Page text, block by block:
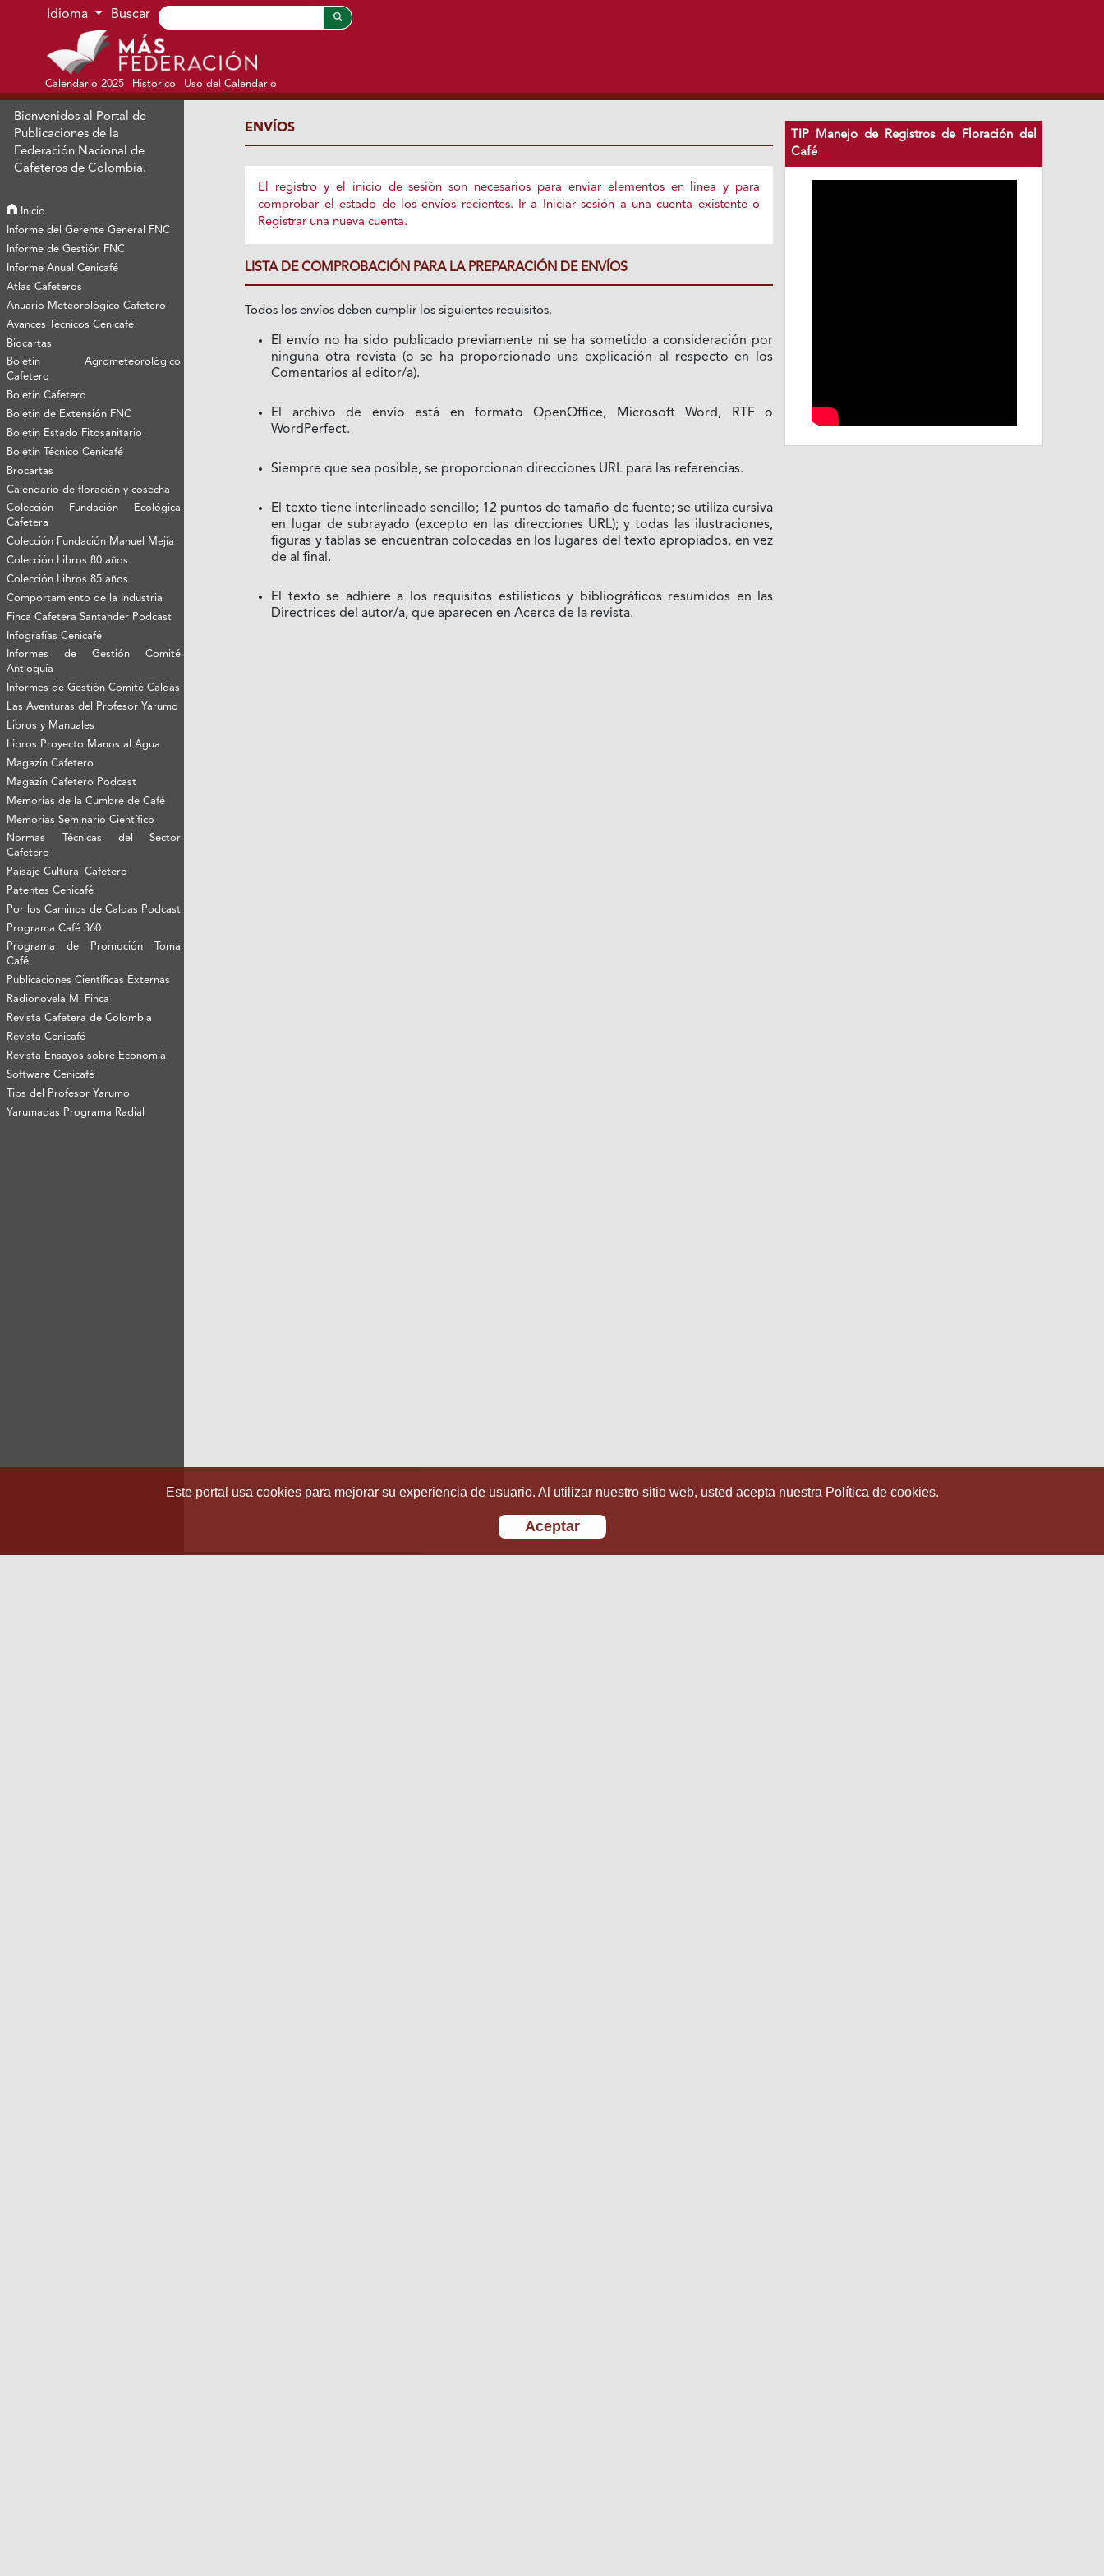
Ir al menú de navegación principal
Ir al contenido principal
Ir al pie de página del sitio
Idioma Buscar
Calendario 2025 Historico Uso del Calendario
Bienvenidos al Portal de
Publicaciones de la
Federación Nacional de
Cafeteros de Colombia.
Inicio
Informe del Gerente General FNC
Informe de Gestión FNC
Informe Anual Cenicafé
Atlas Cafeteros
Anuario Meteorológico Cafetero
Avances Técnicos Cenicafé
Biocartas
Boletín Agrometeorológico
Cafetero
Boletín Cafetero
Boletín de Extensión FNC
Boletín Estado Fitosanitario
Boletín Técnico Cenicafé
Brocartas
Calendario de floración y cosecha
Colección Fundación Ecológica
Cafetera
Colección Fundación Manuel Mejía
Colección Libros 80 años
Colección Libros 85 años
Comportamiento de la Industria
Finca Cafetera Santander Podcast
Infografías Cenicafé
Informes de Gestión Comité
Antioquía
Informes de Gestión Comité Caldas
Las Aventuras del Profesor Yarumo
Libros y Manuales
Libros Proyecto Manos al Agua
Magazín Cafetero
Magazín Cafetero Podcast
Memorias de la Cumbre de Café
Memorias Seminario Científico
Normas Técnicas del Sector
Cafetero
Paisaje Cultural Cafetero
Patentes Cenicafé
Por los Caminos de Caldas Podcast
Programa Café 360
Programa de Promoción Toma
Café
Publicaciones Científicas Externas
Radionovela Mi Finca
Revista Cafetera de Colombia
Revista Cenicafé
Revista Ensayos sobre Economía
Software Cenicafé
Tips del Profesor Yarumo
Yarumadas Programa Radial
ENVÍOS
El registro y el inicio de sesión son necesarios para enviar elementos en línea y para
comprobar el estado de los envíos recientes. Ir a Iniciar sesión a una cuenta existente o
Registrar una nueva cuenta.
LISTA DE COMPROBACIÓN PARA LA PREPARACIÓN DE ENVÍOS
Todos los envíos deben cumplir los siguientes requisitos.
El envío no ha sido publicado previamente ni se ha sometido a consideración por
ninguna otra revista (o se ha proporcionado una explicación al respecto en los
Comentarios al editor/a).
El archivo de envío está en formato OpenOffice, Microsoft Word, RTF o
WordPerfect.
Siempre que sea posible, se proporcionan direcciones URL para las referencias.
El texto tiene interlineado sencillo; 12 puntos de tamaño de fuente; se utiliza cursiva
en lugar de subrayado (excepto en las direcciones URL); y todas las ilustraciones,
figuras y tablas se encuentran colocadas en los lugares del texto apropiados, en vez
de al final.
El texto se adhiere a los requisitos estilísticos y bibliográficos resumidos en las
Directrices del autor/a, que aparecen en Acerca de la revista.
TIP Manejo de Registros de Floración del
Café
Este portal usa cookies para mejorar su experiencia de usuario. Al utilizar nuestro sitio web, usted acepta nuestra Política de cookies.
Aceptar